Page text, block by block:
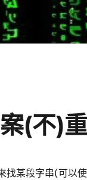
(不)
某段字串(可以